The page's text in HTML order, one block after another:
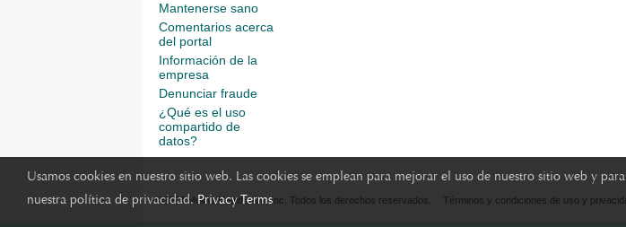
Usamos cookies en nuestro sitio web. Las cookies se emplean para mejorar el uso de nuestro sitio web y
nuestra política de privacidad.Privacy Terms
Mantenerse sano
Comentarios acerca
del portal
Información de la
empresa
Denunciar fraude
¿Qué es el uso
compartido de
datos?
©2023 Molina Healthcare, Inc. Todos los derechos reservados. Términos y condiciones de uso y